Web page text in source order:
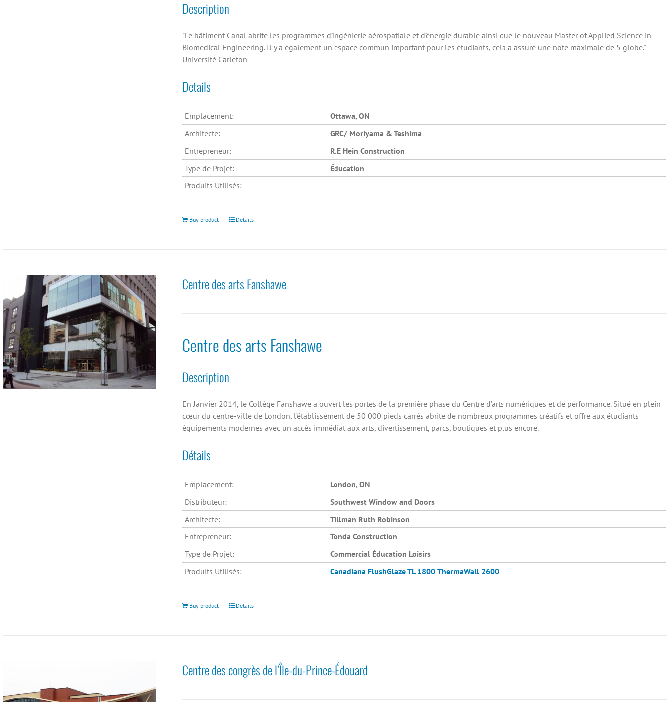
Description
"Le bâtiment Canal abrite les programmes d’ingénierie aérospatiale et d’énergie durable ainsi que le nouveau Master of Applied Science in
Biomedical Engineering. Il y a également un espace commun important pour les étudiants, cela a assuré une note maximale de 5 globe."
Université Carleton
Details
Emplacement:
Ottawa, ON
Architecte:
GRC/ Moriyama & Teshima
Entrepreneur:
R.E Hein Construction
Type de Projet:
Éducation
Produits Utilisés:
Buy product Details
Centre des arts Fanshawe
Centre des arts Fanshawe
Description
En Janvier 2014, le Collège Fanshawe a ouvert les portes de la première phase du Centre d’arts numériques et de performance. Situé en plein
cœur du centre-ville de London, l’établissement de 50 000 pieds carrés abrite de nombreux programmes créatifs et offre aux étudiants
équipements modernes avec un accès immédiat aux arts, divertissement, parcs, boutiques et plus encore.
Détails
Emplacement:
London, ON
Distributeur:
Southwest Window and Doors
Architecte:
Tillman Ruth Robinson
Entrepreneur:
Tonda Construction
Type de Projet:
Commercial Éducation Loisirs
Produits Utilisés:
Canadiana FlushGlaze TL 1800 ThermaWall 2600
Buy product Details
Centre des congrès de l’Île-du-Prince-Édouard